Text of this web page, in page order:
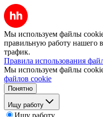
Мы используем файлы
правильную работу нашего
трафик.
Правила использования
Мы используем файлы
файлов cookie
Понятно
Ищу работу
Ищу работу